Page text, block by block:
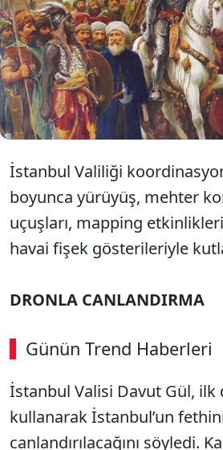
Yeni Çağ’ı açan
yıldönümü. 29 Mayıs
Mehmed Han’ın
gerçekleştirdiği bu
çeşitli etkinliklerle
İstanbul Valiliği
boyunca yürüyüş, mehter
uçuşları, mapping
havai fişek gösterileriyle
DRONLA CANLANDIRMA
Günün Trend Haberleri
00:02 / 08:06
İstanbul Valisi Davut Gül, ilk
kullanarak İstanbul’un
canlandırılacağını söyledi.